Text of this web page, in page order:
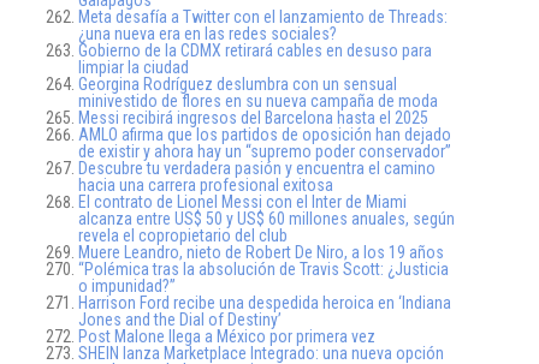
Meta desafía a Twitter con el lanzamiento de Threads:
¿una nueva era en las redes sociales?
Gobierno de la CDMX retirará cables en desuso para
limpiar la ciudad
Georgina Rodríguez deslumbra con un sensual
minivestido de flores en su nueva campaña de moda
Messi recibirá ingresos del Barcelona hasta el 2025
AMLO afirma que los partidos de oposición han dejado
de existir y ahora hay un “supremo poder conservador”
Descubre tu verdadera pasión y encuentra el camino
hacia una carrera profesional exitosa
El contrato de Lionel Messi con el Inter de Miami
alcanza entre US$ 50 y US$ 60 millones anuales, según
revela el copropietario del club
Muere Leandro, nieto de Robert De Niro, a los 19 años
“Polémica tras la absolución de Travis Scott: ¿Justicia
o impunidad?”
Harrison Ford recibe una despedida heroica en ‘Indiana
Jones and the Dial of Destiny’
Post Malone llega a México por primera vez
SHEIN lanza Marketplace Integrado: una nueva opción